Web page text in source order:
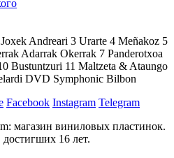
Andreari 3 Urarte 4 Meñakoz 5
Adarrak Okerrak 7 Panderotxoa
Bustuntzuri 11 Maltzeta & Ataungo
DVD Symphonic Bilbon
Facebook Instagram Telegram
магазин виниловых пластинок.
16 лет.